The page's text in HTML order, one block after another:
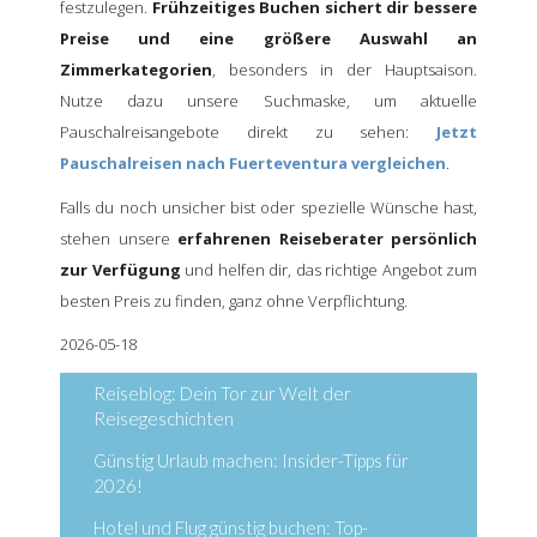
festzulegen. Frühzeitiges Buchen sichert dir bessere
Preise und eine größere Auswahl an
Zimmerkategorien, besonders in der Hauptsaison.
Nutze dazu unsere Suchmaske, um aktuelle
Pauschalreisangebote direkt zu sehen: Jetzt
Pauschalreisen nach Fuerteventura vergleichen.
Falls du noch unsicher bist oder spezielle Wünsche hast,
stehen unsere erfahrenen Reiseberater persönlich
zur Verfügung und helfen dir, das richtige Angebot zum
besten Preis zu finden, ganz ohne Verpflichtung.
2026-05-18
Reiseblog: Dein Tor zur Welt der
Reisegeschichten
Günstig Urlaub machen: Insider-Tipps für
2026!
Hotel und Flug günstig buchen: Top-